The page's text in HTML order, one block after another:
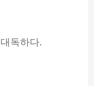
독하다.